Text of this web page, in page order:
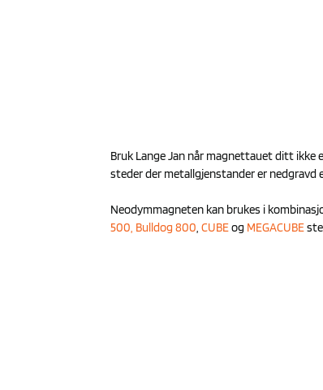
Bruk Lange Jan når magnettauet ditt ikke
steder der metallgjenstander er nedgravd
Neodymmagneten kan brukes i
500, Bulldog 800,CUBEog MEGACUBE